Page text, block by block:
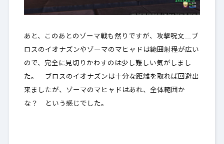
あと、このあとのゾーマ戦も然りですが、攻撃呪文……ブ
ロスのイオナズンやゾーマのマヒャドは範囲射程が広い
ので、完全に見切りかわすのは少し難しい気がしまし
た。 ブロスのイオナズンは十分な距離を取れば回避出
来ましたが、ゾーマのマヒャドはあれ、全体範囲か
な？ という感じでした。